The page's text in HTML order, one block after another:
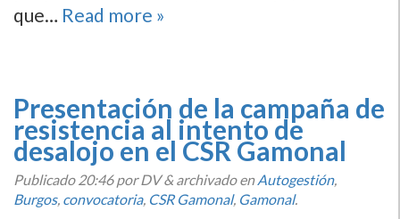
que… Read more »
Presentación de la campaña de
resistencia al intento de
desalojo en el CSR Gamonal
Publicado20:46por DV&archivado enAutogestión,
Burgos, convocatoria, CSR Gamonal, Gamonal.